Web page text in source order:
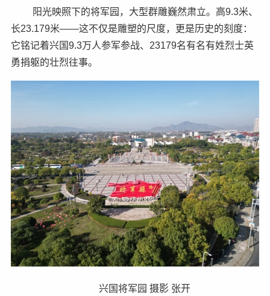
阳光映照下的将军园，大型群雕巍然肃立。高9.3米、
长23.179米——这不仅是雕塑的尺度，更是历史的刻度：
它铭记着兴国9.3万人参军参战、23179名有名有姓烈士英
勇捐躯的壮烈往事。
兴国将军园 摄影 张开